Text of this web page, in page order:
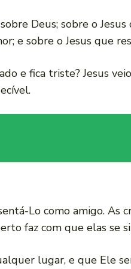
Deus; sobre o
e sobre o Jesus que
e fica triste? Jesus
Lo como amigo. As
faz com que elas se
lugar, e que Ele